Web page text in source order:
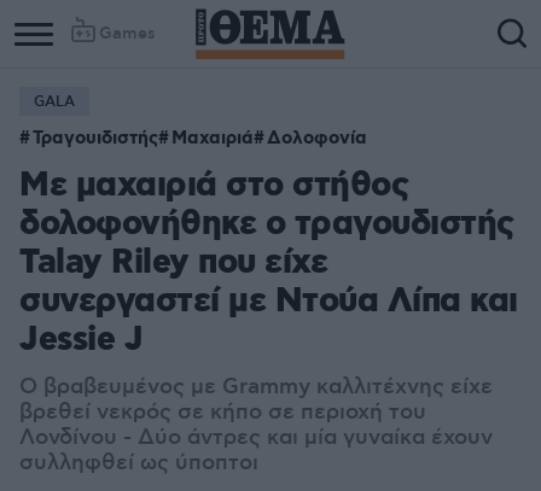
Games
Column
1
Column
2
GALA
Τραγουιδιστής Μαχαιριά Δολοφονία
Με μαχαιριά στο στήθος
δολοφονήθηκε ο τραγουδιστής
Talay Riley που είχε
συνεργαστεί με Ντούα Λίπα και
Jessie J
Ο βραβευμένος με Grammy καλλιτέχνης είχε
βρεθεί νεκρός σε κήπο σε περιοχή του
Λονδίνου - Δύο άντρες και μία γυναίκα έχουν
συλληφθεί ως ύποπτοι